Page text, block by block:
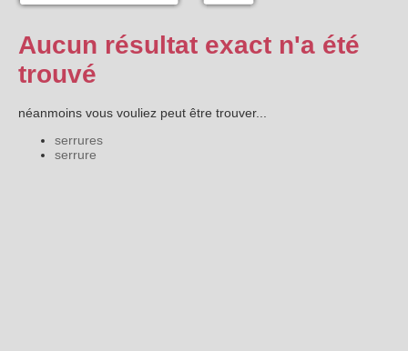
Aucun résultat exact n'a été
trouvé
néanmoins vous vouliez peut être trouver...
serrures
serrure